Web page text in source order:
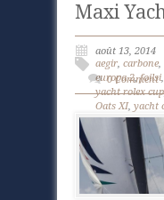
Maxi
août 13, 2014
aegir, carbone,
europa 2,foilsi,
yacht rolex cup
Oats XI, yacht
0 Comment